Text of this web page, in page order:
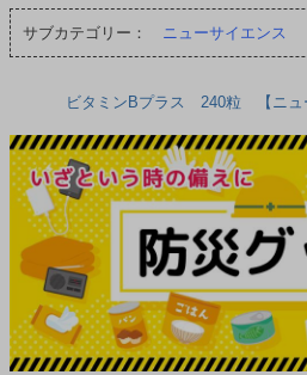
サブカテゴリー： ニューサイエンス
ビタミンBプラス 240粒 【ニュ